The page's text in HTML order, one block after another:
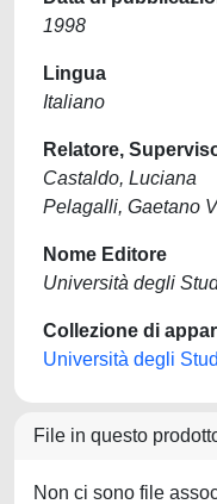
1998
Lingua
Italiano
Relatore,
Castaldo, Luciana
Pelagalli, Gaetano
Nome Editore
Università degli
Collezione di
Università degli
File in questo
Non ci sono file